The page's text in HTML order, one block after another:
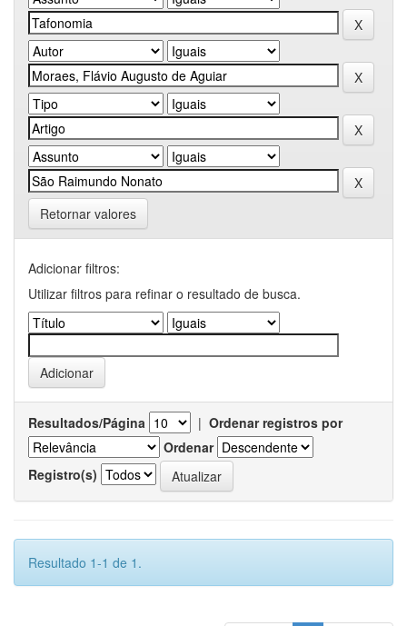
Retornar valores
Adicionar filtros:
Utilizar filtros para refinar o resultado de busca.
Resultados/Página | Ordenar registros por
Ordenar
Registro(s)
Resultado 1-1 de 1.